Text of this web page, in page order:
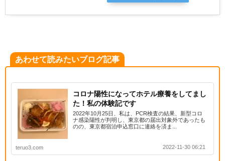
あわせて読みたいブログ記事
コロナ陽性になってホテル療養をしてまし
た！私の体験記です
2022年10月25日、私は、PCR検査の結果、新型コロ
ナ感染陽性が判明し、東京都の届出対象外であったも
のの、東京都宿泊申込窓口に連絡を済ま...
teruo3.com 2022-11-30 06:21